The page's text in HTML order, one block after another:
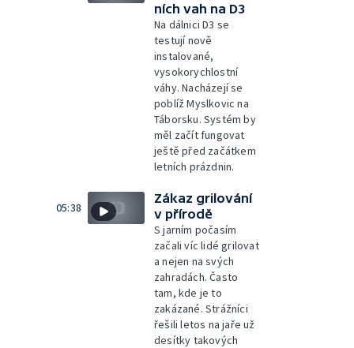
ních vah na D3
Na dálnici D3 se
testují nově
instalované,
vysokorychlostní
váhy. Nacházejí se
poblíž Myslkovic na
Táborsku. Systém by
měl začít fungovat
ještě před začátkem
letních prázdnin.
05:38
Zákaz grilování
v přírodě
S jarním počasím
začali víc lidé grilovat
a nejen na svých
zahradách. Často
tam, kde je to
zakázané. Strážníci
řešili letos na jaře už
desítky takových